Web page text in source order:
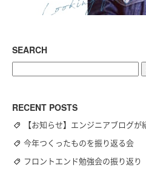
SEARCH
RECENT POSTS
【お知らせ】エンジニアブログが
今年つくったものを振り返る会
フロントエンド勉強会の振り返り